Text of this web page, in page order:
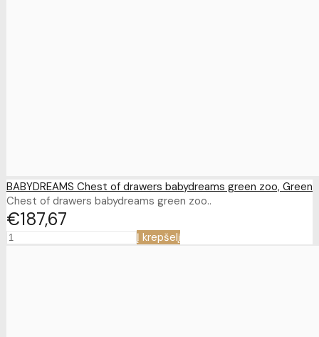
BABYDREAMS Chest of drawers babydreams green zoo, Green
Chest of drawers babydreams green zoo..
€18767
Į krepšelį